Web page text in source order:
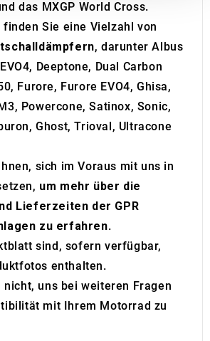
and analytics partners who
other information that you’ve
that they’ve collected from your use
das MXGP World Cross.
finden Sie eine Vielzahl von
, darunter Albus
Deeptone, Dual Carbon
Furore, Furore EVO4, Ghisa,
Powercone, Satinox, Sonic,
Ghost, Trioval, Ultracone
sich im Voraus mit uns in
um mehr über die
Lieferzeiten der GPR
zu erfahren.
sind, sofern verfügbar,
enthalten.
nicht, uns bei weiteren Fragen
mit Ihrem Motorrad zu